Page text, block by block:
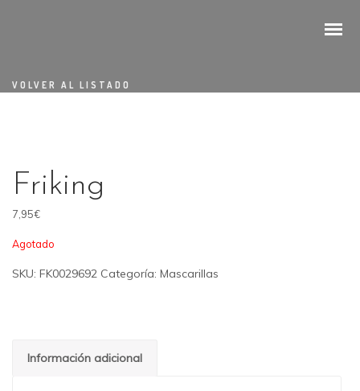
VOLVER AL LISTADO
Friking
7,95€
Agotado
SKU: FK0029692 Categoría: Mascarillas
Información adicional